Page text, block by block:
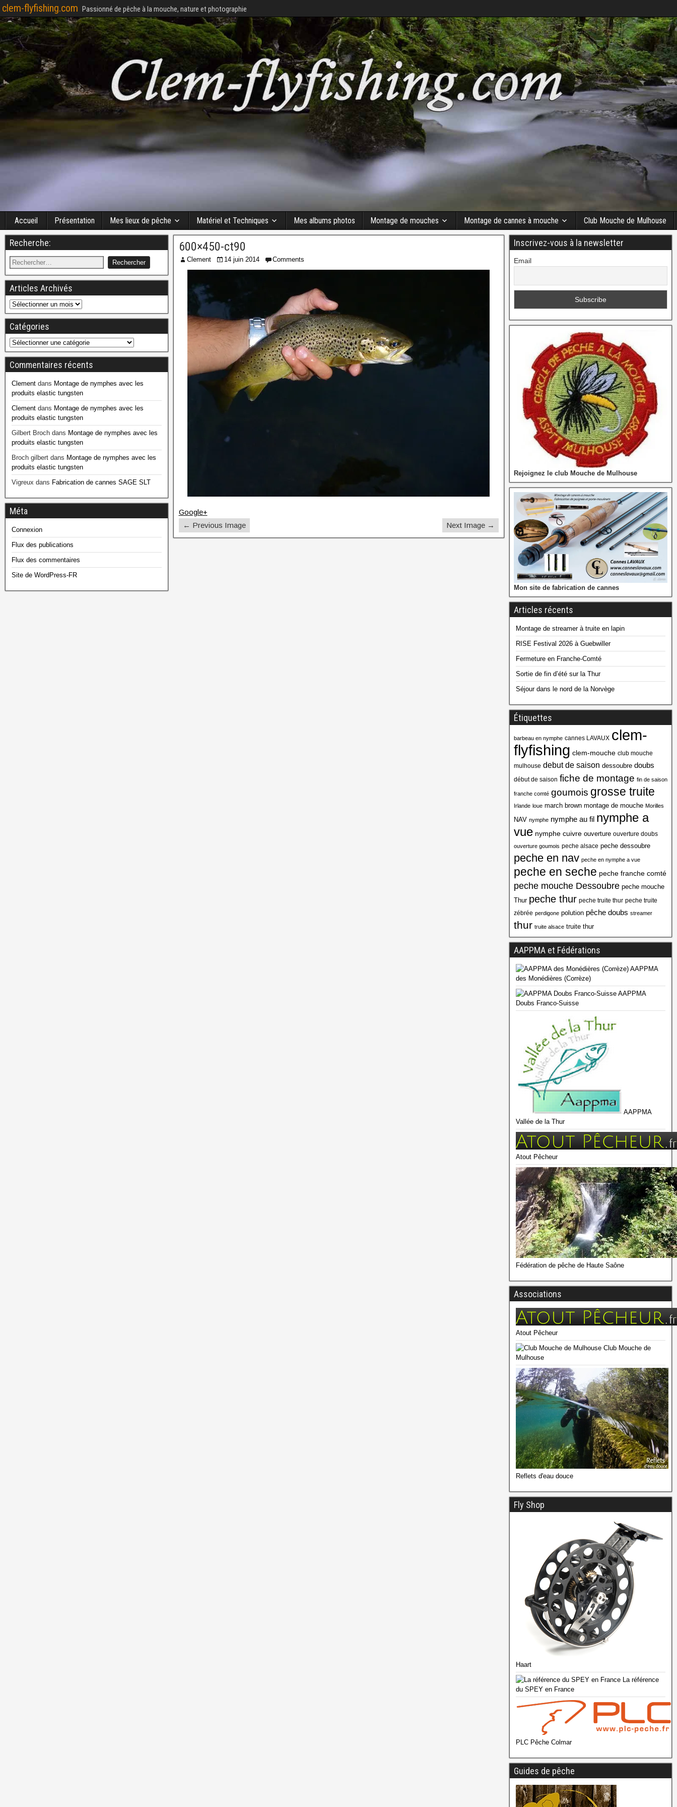
clem-flyfishing.com Passionné de pêche à la mouche, nature et photographie
Accueil Présentation Mes lieux de pêche Matériel et Techniques Mes albums photos Montage de mouches Montage de cannes à mouche Club Mouche de Mulhouse
600×450-ct90
Clement 14 juin 2014 Comments
Google+
← Previous Image
Next Image →
Recherche:
Articles Archivés
Catégories
Commentaires récents
Clement dans Montage de nymphes avec les
produits elastic tungsten
Clement dans Montage de nymphes avec les
produits elastic tungsten
Gilbert Broch dans Montage de nymphes avec les
produits elastic tungsten
Broch gilbert dans Montage de nymphes avec les
produits elastic tungsten
Vigreux dans Fabrication de cannes SAGE SLT
Méta
Connexion
Flux des publications
Flux des commentaires
Site de WordPress-FR
Inscrivez-vous à la newsletter
Email
Rejoignez le club Mouche de Mulhouse
Mon site de fabrication de cannes
Articles récents
Montage de streamer à truite en lapin
RISE Festival 2026 à Guebwiller
Fermeture en Franche-Comté
Sortie de fin d’été sur la Thur
Séjour dans le nord de la Norvège
Étiquettes
barbeau en nymphe cannes LAVAUX clem-
flyfishing clem-mouche club mouche
mulhouse debut de saison dessoubre doubs
début de saison fiche de montage fin de saison
franche comté goumois grosse truite
Irlande loue march brown montage de mouche Morilles
NAV nymphe nymphe au fil nymphe a
vue nymphe cuivre ouverture ouverture doubs
ouverture goumois peche alsace peche dessoubre
peche en nav peche en nymphe a vue
peche en seche peche franche comté
peche mouche Dessoubre peche mouche
Thur peche thur peche truite thur peche truite
zébrée perdigone polution pêche doubs streamer
thur truite alsace truite thur
AAPPMA et Fédérations
AAPPMA
des Monédières (Corrèze)
AAPPMA
Doubs Franco-Suisse
AAPPMA
Vallée de la Thur
Atout Pêcheur
Fédération de pêche de Haute Saône
Associations
Atout Pêcheur
Club Mouche de
Mulhouse
Reflets d'eau douce
Fly Shop
Haart
La référence
du SPEY en France
PLC Pêche Colmar
Guides de pêche